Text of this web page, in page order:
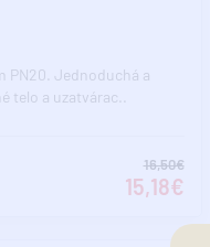
PN20. Jednoduchá a
telo a uzatvárac..
16,50€
15,18€